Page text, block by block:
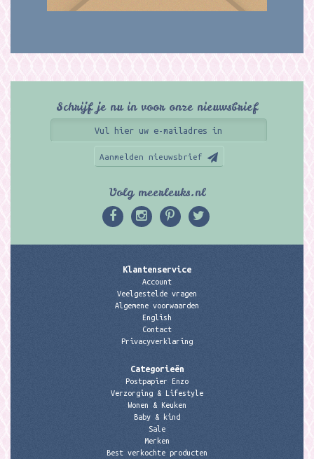
Schrijf je nu in voor onze nieuwsbrief
Aanmelden nieuwsbrief
Volg meerleuks.nl
Klantenservice
Account
Veelgestelde vragen
Algemene voorwaarden
English
Contact
Privacyverklaring
Categorieën
Postpapier Enzo
Verzorging & Lifestyle
Wonen & Keuken
Baby & kind
Sale
Merken
Best verkochte producten